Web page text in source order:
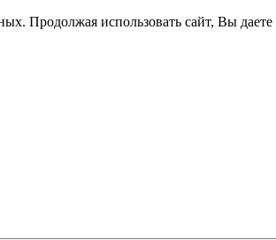
Продолжая использовать сайт, Вы даете